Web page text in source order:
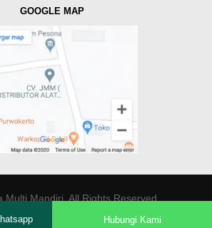
GOOGLE MAP
Multi Mandiri. All Rights Reserved.
Hubungi Kami